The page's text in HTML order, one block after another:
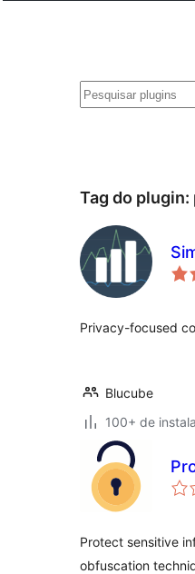
Pesquisar
Tag do plugin:
Privacy-focused
Blucube
100+ de
Protect sensitive
obfuscation